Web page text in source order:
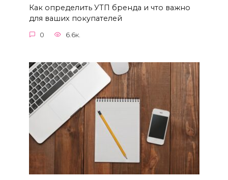
Как определить УТП бренда и что важно
для ваших покупателей
0 6.6к.